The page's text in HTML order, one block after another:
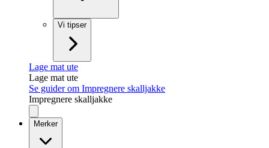
Vi tipser
Lage mat ute
Lage mat ute
Se guider om Impregnere skalljakke
Impregnere skalljakke
Merker